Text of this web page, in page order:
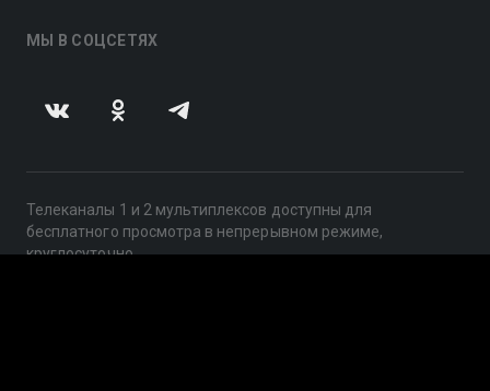
МЫ В СОЦСЕТЯХ
Телеканалы 1 и 2 мультиплексов доступны для
бесплатного просмотра в непрерывном режиме,
круглосуточно.